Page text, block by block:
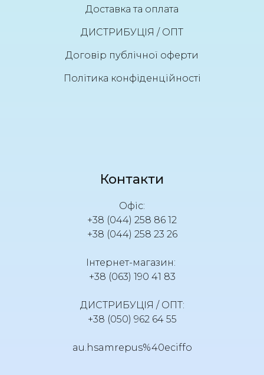
Доставка та оплата
ДИСТРИБУЦІЯ / ОПТ
Договір публічної оферти
Політика конфіденційності
Контакти
Офіс:
+38 (044) 258 86 12
+38 (044) 258 23 26
Інтернет-магазин:
+38 (063) 190 41 83
ДИСТРИБУЦІЯ / ОПТ:
+38 (050) 962 64 55
au.hsamrepus%40eciffo